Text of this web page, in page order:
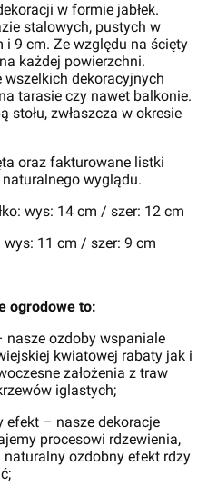
w formie jabłek.
stalowych, pustych w
i 9 cm. Ze względu na ścięty
każdej powierzchni.
dekoracyjnych
tarasie czy nawet balkonie.
stołu, zwłaszcza w okresie
oraz fakturowane listki
wyglądu.
wys: 14 cm / szer: 12 cm
cm / szer: 9 cm
ogrodowe to:
nasze ozdoby wspaniale
kwiatowej rabaty jak i
założenia z traw
iglastych;
efekt – nasze dekoracje
procesowi rdzewienia,
naturalny ozdobny efekt rdzy